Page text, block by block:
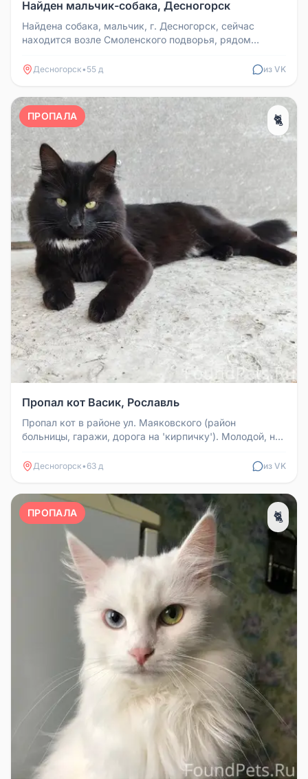
Найден мальчик-собака, Десногорск
Найдена собака, мальчик, г. Десногорск, сейчас
находится возле Смоленского подворья, рядом
Десногорск• 55 д из VK
ПРОПАЛА 🐈
Пропал кот Васик, Рославль
Пропал кот в районе ул. Маяковского (район
больницы, гаражи, дорога на 'кирпичку'). Молодой, не
Десногорск•63 д из VK
ПРОПАЛА 🐈